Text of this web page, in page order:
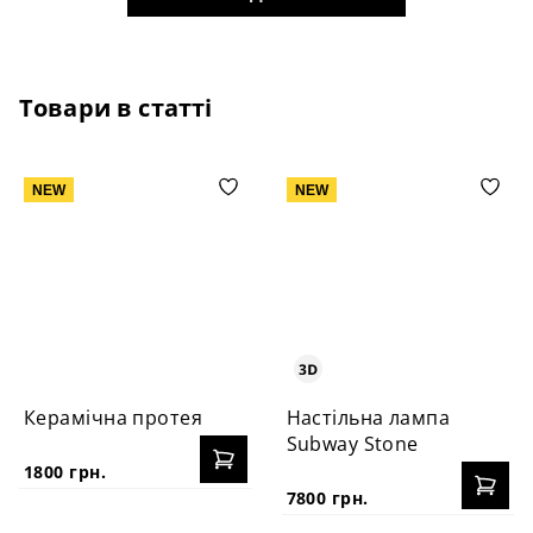
Товари в статті
NEW
Керамічна протея
1800 грн.
NEW
Настільна лампа
Subway Stone
7800 грн.